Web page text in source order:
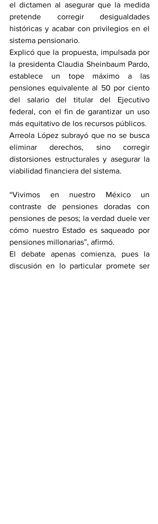
el dictamen al asegurar que la medida
pretende corregir desigualdades
históricas y acabar con privilegios en el
sistema pensionario.
Explicó que la propuesta, impulsada por
la presidenta Claudia Sheinbaum Pardo,
establece un tope máximo a las
pensiones equivalente al 50 por ciento
del salario del titular del Ejecutivo
federal, con el fin de garantizar un uso
más equitativo de los recursos públicos.
Arreola López subrayó que no se busca
eliminar derechos, sino corregir
distorsiones estructurales y asegurar la
viabilidad financiera del sistema.
“Vivimos en nuestro México un
contraste de pensiones doradas con
pensiones de pesos; la verdad duele ver
cómo nuestro Estado es saqueado por
pensiones millonarias”, afirmó.
El debate apenas comienza, pues la
discusión en lo particular promete ser